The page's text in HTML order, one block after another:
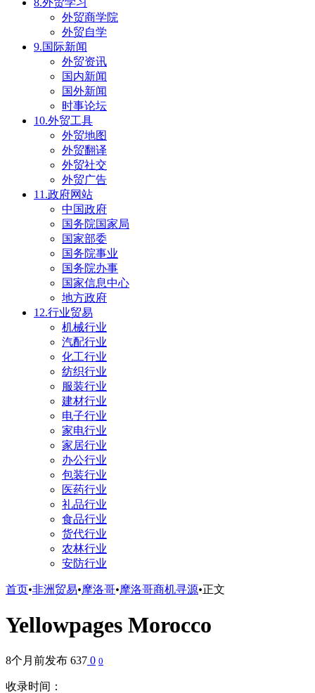
8.外贸学习
外贸商学院
外贸自学
9.国际新闻
外贸资讯
国内新闻
国外新闻
时事论坛
10.外贸工具
外贸地图
外贸翻译
外贸社交
外贸广告
11.政府网站
中国政府
国务院国家局
国家部委
国务院事业
国务院办事
国家信息中心
地方政府
12.行业贸易
机械行业
汽配行业
化工行业
纺织行业
服装行业
建材行业
电子行业
家电行业
家居行业
办公行业
包装行业
医药行业
礼品行业
食品行业
货代行业
农林行业
安防行业
首页•非洲贸易•摩洛哥•摩洛哥商机寻源•正文
Yellowpages Morocco
8个月前发布 637 0 0
收录时间：